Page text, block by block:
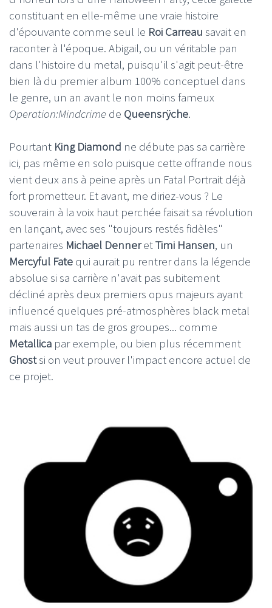
constituant en elle-même une vraie histoire
d'épouvante comme seul le Roi Carreau savait en
raconter à l'époque. Abigail, ou un véritable pan
dans l'histoire du metal, puisqu'il s'agit peut-être
bien là du premier album 100% conceptuel dans
le genre, un an avant le non moins fameux
Operation:Mindcrime de Queensrÿche.
Pourtant King Diamond ne débute pas sa carrière
ici, pas même en solo puisque cette offrande nous
vient deux ans à peine après un Fatal Portrait déjà
fort prometteur. Et avant, me diriez-vous ? Le
souverain à la voix haut perchée faisait sa révolution
en lançant, avec ses "toujours restés fidèles"
partenaires Michael DenneretTimi Hansen, un
Mercyful Fate qui aurait pu rentrer dans la légende
absolue si sa carrière n'avait pas subitement
décliné après deux premiers opus majeurs ayant
influencé quelques pré-atmosphères black metal
mais aussi un tas de gros groupes... comme
Metallica par exemple, ou bien plus récemment
Ghostsi on veut prouver l'impact encore actuel de
ce projet.